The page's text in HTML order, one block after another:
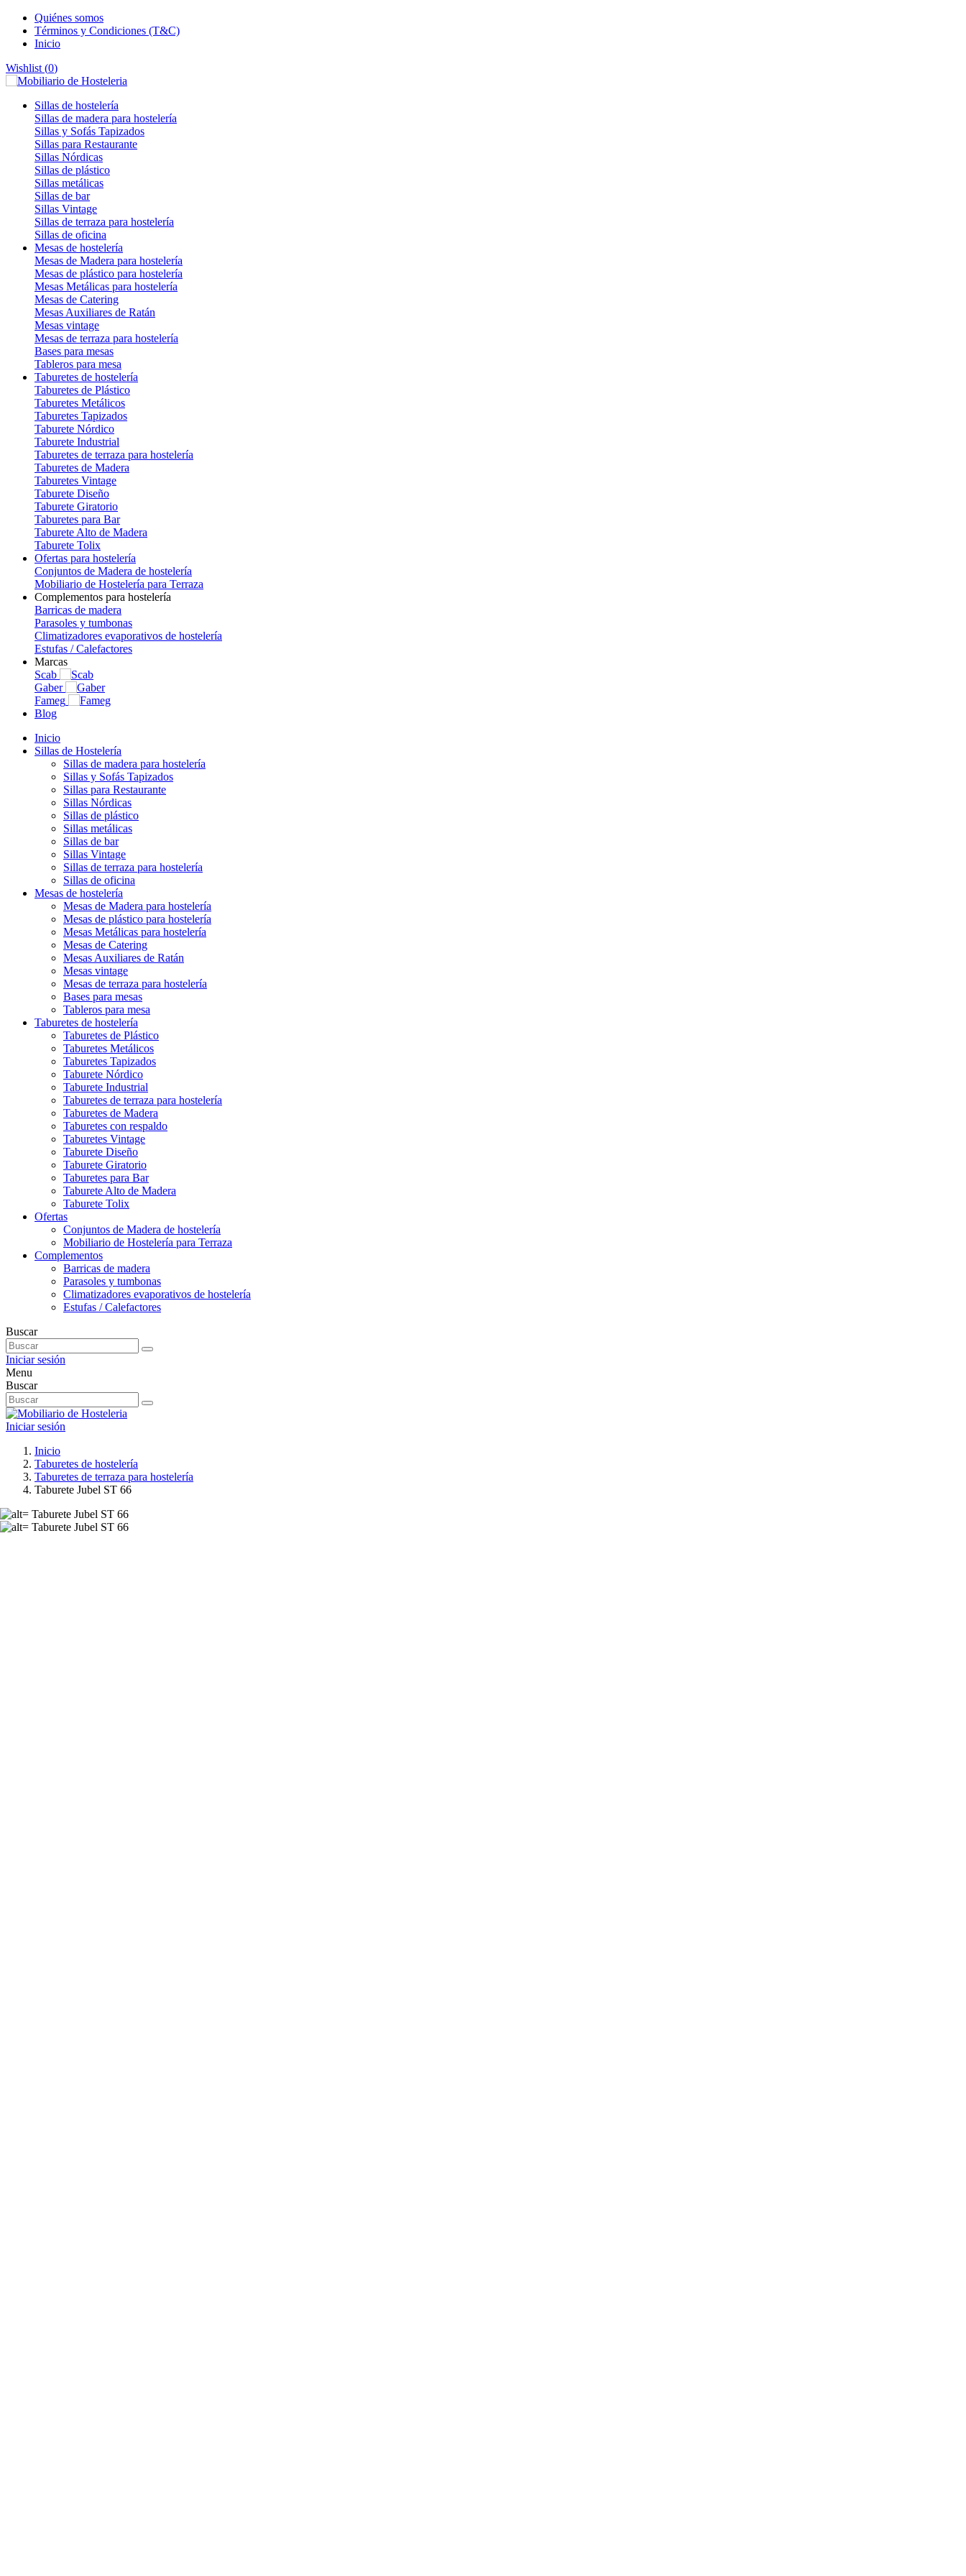
Quiénes somos
Términos y Condiciones (T&C)
Inicio
Wishlist (0)
Sillas de hostelería
Sillas de madera para hostelería
Sillas y Sofás Tapizados
Sillas para Restaurante
Sillas Nórdicas
Sillas de plástico
Sillas metálicas
Sillas de bar
Sillas Vintage
Sillas de terraza para hostelería
Sillas de oficina
Mesas de hostelería
Mesas de Madera para hostelería
Mesas de plástico para hostelería
Mesas Metálicas para hostelería
Mesas de Catering
Mesas Auxiliares de Ratán
Mesas vintage
Mesas de terraza para hostelería
Bases para mesas
Tableros para mesa
Taburetes de hostelería
Taburetes de Plástico
Taburetes Metálicos
Taburetes Tapizados
Taburete Nórdico
Taburete Industrial
Taburetes de terraza para hostelería
Taburetes de Madera
Taburetes Vintage
Taburete Diseño
Taburete Giratorio
Taburetes para Bar
Taburete Alto de Madera
Taburete Tolix
Ofertas para hostelería
Conjuntos de Madera de hostelería
Mobiliario de Hostelería para Terraza
Complementos para hostelería
Barricas de madera
Parasoles y tumbonas
Climatizadores evaporativos de hostelería
Estufas / Calefactores
Marcas
Scab
Gaber
Fameg
Blog
Inicio
Sillas de Hostelería
Sillas de madera para hostelería
Sillas y Sofás Tapizados
Sillas para Restaurante
Sillas Nórdicas
Sillas de plástico
Sillas metálicas
Sillas de bar
Sillas Vintage
Sillas de terraza para hostelería
Sillas de oficina
Mesas de hostelería
Mesas de Madera para hostelería
Mesas de plástico para hostelería
Mesas Metálicas para hostelería
Mesas de Catering
Mesas Auxiliares de Ratán
Mesas vintage
Mesas de terraza para hostelería
Bases para mesas
Tableros para mesa
Taburetes de hostelería
Taburetes de Plástico
Taburetes Metálicos
Taburetes Tapizados
Taburete Nórdico
Taburete Industrial
Taburetes de terraza para hostelería
Taburetes de Madera
Taburetes con respaldo
Taburetes Vintage
Taburete Diseño
Taburete Giratorio
Taburetes para Bar
Taburete Alto de Madera
Taburete Tolix
Ofertas
Conjuntos de Madera de hostelería
Mobiliario de Hostelería para Terraza
Complementos
Barricas de madera
Parasoles y tumbonas
Climatizadores evaporativos de hostelería
Estufas / Calefactores
Buscar
Iniciar sesión
Menu
Buscar
Iniciar sesión
Inicio
Taburetes de hostelería
Taburetes de terraza para hostelería
Taburete Jubel ST 66